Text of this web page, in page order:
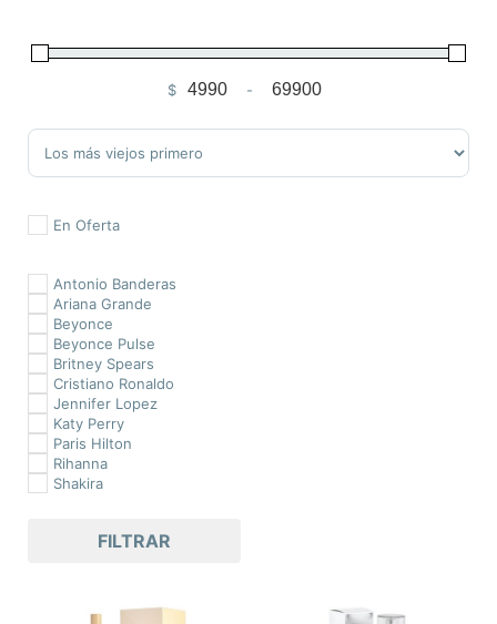
$ Minimum Price
-Maximum Price
Sort Products
En Oferta
Antonio Banderas
Ariana Grande
Beyonce
Beyonce Pulse
Britney Spears
Cristiano Ronaldo
Jennifer Lopez
Katy Perry
Paris Hilton
Rihanna
Shakira
FILTRAR